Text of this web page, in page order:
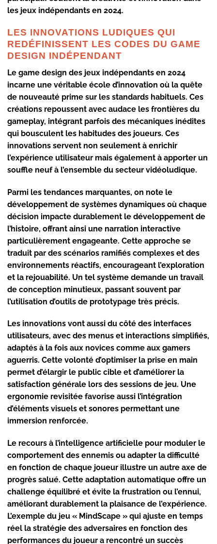
les jeux indépendants en 2024.
LES INNOVATIONS LUDIQUES QUI
REDÉFINISSENT LES CODES DU GAME
DESIGN INDÉPENDANT
Le game design des jeux indépendants en 2024
incarne une véritable école d’innovation où la quête
de nouveauté prime sur les standards habituels. Ces
créations repoussent avec audace les frontières du
gameplay, intégrant parfois des mécaniques inédites
qui bousculent les habitudes des joueurs. Ces
innovations servent non seulement à enrichir
l’expérience utilisateur mais également à apporter un
souffle neuf à l’ensemble du secteur vidéoludique.
Parmi les tendances marquantes, on note le
développement de systèmes dynamiques où chaque
décision impacte durablement le développement de
l’histoire, offrant ainsi une narration interactive
particulièrement engageante. Cette approche se
traduit par des scénarios ramifiés complexes et des
environnements réactifs, encourageant l’exploration
et la rejouabilité. Un tel système demande un travail
de conception minutieux, passant souvent par
l’utilisation d’outils de prototypage très précis.
Les innovations vont aussi du côté des interfaces
utilisateurs, avec des menus et interactions simplifiés,
adaptés à la fois aux novices comme aux gamers
aguerris. Cette volonté d’optimiser la prise en main
permet d’élargir le public cible et d’améliorer la
satisfaction générale lors des sessions de jeu. Une
ergonomie revisitée favorise aussi l’intégration
d’éléments visuels et sonores permettant une
immersion renforcée.
Le recours à l’intelligence artificielle pour moduler le
comportement des ennemis ou adapter la difficulté
en fonction de chaque joueur illustre un autre axe de
progrès salué. Cette adaptation automatique offre un
challenge équilibré et évite la frustration ou l’ennui,
améliorant durablement la plaisance de l’expérience.
L’exemple du jeu « MindScape » qui ajuste en temps
réel la stratégie des adversaires en fonction des
performances du joueur a rencontré un succès